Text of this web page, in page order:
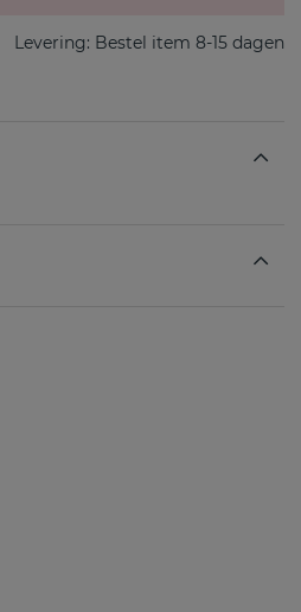
Levering: Bestel item 8-15 dagen